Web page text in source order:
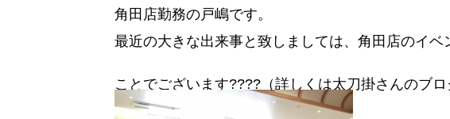
角田店勤務の戸嶋です。
最近の大きな出来事と致しましては、角田店のイ
ことでございます????（詳しくは太刀掛さんのブロ